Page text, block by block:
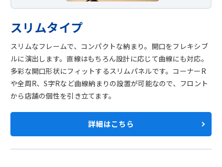
スリムタイプ
スリムなフレームで、コンパクトな納まり。開口をフレキシブ
ルに演出します。直線はもちろん設計に応じて曲線にも対応。
多彩な開口形状にフィットするスリムパネルです。コーナーR
や全周R、S字Rなど曲線納まりの設置が可能なので、フロント
から店舗の個性を引き立てます。
詳細はこちら